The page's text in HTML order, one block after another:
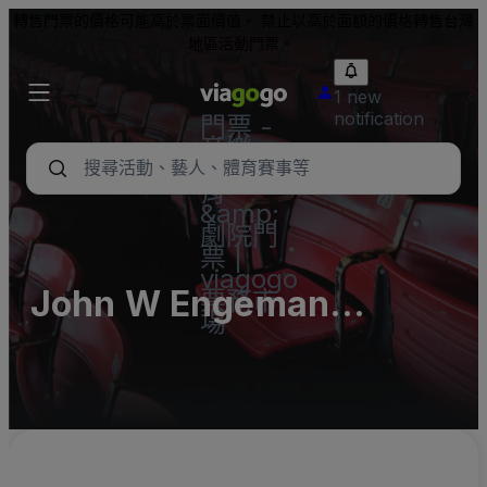
門票 -
音樂
會、體
育
&amp;
劇院門
票 |
viagogo
票務市
場
1 new
notification
John W Engeman
Theater At Northport